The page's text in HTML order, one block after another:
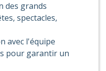
des grands
spectacles,
avec l'équipe
pour garantir un